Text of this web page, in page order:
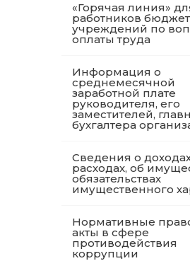
«Горячая линия»
работников
учреждений по
оплаты труда
Информация о
среднемесячной
заработной плате
руководителя, его
заместителей,
бухгалтера
Сведения о
расходах, об
обязательствах
имущественного
Нормативные
акты в сфере
противодействия
коррупции